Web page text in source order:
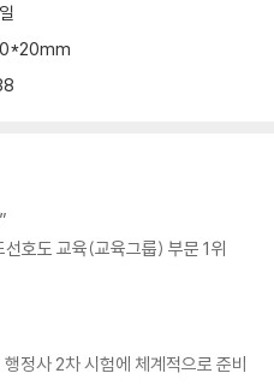
호도 교육(교육그룹) 부문 1위
정사 2차 시험에 체계적으로 준비